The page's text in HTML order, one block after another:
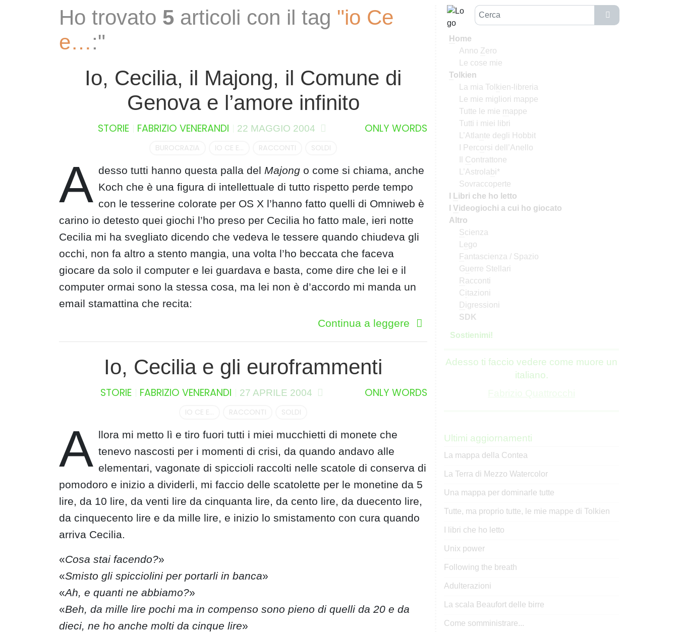
Ho trovato 5 articoli con il tag "io Ce
e…:"
Io, Cecilia, il Majong, il Comune di
Genova e l’amore infinito
STORIE FABRIZIO VENERANDI 22 MAGGIO 2004 ONLY WORDS
BUROCRAZIA IO CE E... RACCONTI SOLDI
A desso tutti hanno questa palla del Majong o come si chiama, anche
Koch che è una figura di intellettuale di tutto rispetto perde tempo
con le tesserine colorate per OS X l’hanno fatto quelli di Omniweb è
carino io detesto quei giochi l’ho preso per Cecilia ho fatto male, ieri notte
Cecilia mi ha svegliato dicendo che vedeva le tessere quando chiudeva gli
occhi, non fa altro a stento mangia, una volta l’ho beccata che faceva
giocare da solo il computer e lei guardava e basta, come dire che lei e il
computer ormai sono la stessa cosa, ma lei non è d’accordo mi manda un
email stamattina che recita:
Continua a leggere
Io, Cecilia e gli euroframmenti
STORIE FABRIZIO VENERANDI 27 APRILE 2004 ONLY WORDS
IO CE E... RACCONTI SOLDI
A llora mi metto lì e tiro fuori tutti i miei mucchietti di monete che
tenevo nascosti per i momenti di crisi, da quando andavo alle
elementari, vagonate di spiccioli raccolti nelle scatole di conserva di
pomodoro e inizio a dividerli, mi faccio delle scatolette per le monetine da 5
lire, da 10 lire, da venti lire da cinquanta lire, da cento lire, da duecento lire,
da cinquecento lire e da mille lire, e inizio lo smistamento con cura quando
arriva Cecilia.
«Cosa stai facendo?»
«Smisto gli spicciolini per portarli in banca»
«Ah, e quanti ne abbiamo?»
«Beh, da mille lire pochi ma in compenso sono pieno di quelli da 20 e da
dieci, ne ho anche molti da cinque lire»
C
e
H ome
Anno Zero
Le cose mie
Tolkien
La mia Tol kien-libreria
Le mie migliori mappe
Tutte le mie mappe
Tutti i miei libri
L’Atlante degli Hobbit
I Percorsi dell’Anello
Contrattone
L’Astrola bi*
Sovraccoperte
Libri che ho letto
Videogiochi a cui ho giocato
Altro
Scienza
ego
Fantascienza / Spazio
Guerre Stellari
Racconti
Citazioni
Digressioni
SDK
Sostienimi!
Adesso ti faccio vedere come muore un
italiano.
Ultimi aggiornamenti
La mappa della Contea
La Terra di Mezzo Watercolor
Una mappa per dominarle tutte
Tutte, ma proprio tutte, le mie mappe di Tolkien
I libri che ho letto
Unix power
Following the breath
Adulterazioni
La scala Beaufort delle birre
Come somministrare...